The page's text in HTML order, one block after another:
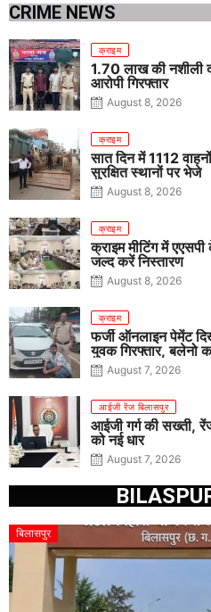
CRIME NEWS
क्राइम
1.70 लाख की नशीली
आरोपी गिरफ्तार
August 8, 2026
क्राइम
सात दिन में 1112
सुरक्षित स्थानों पर भेजे
August 8, 2026
क्राइम
क्राइम मीटिंग में
जल्द करें निस्तारण
August 8, 2026
क्राइम
फर्जी ऑनलाइन पेमेंट
युवक गिरफ्तार, बलेनो
August 7, 2026
आईजी रेंज बिलासपुर
आईजी गर्ग की सख्ती,
को नई धार
August 7, 2026
बिलासपुर